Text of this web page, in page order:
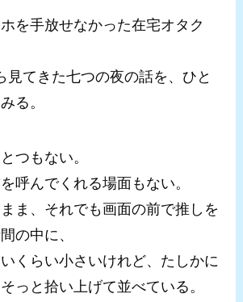
を手放せなかった在宅オタク
見てきた七つの夜の話を、ひと
る。
つもない。
呼んでくれる場面もない。
ま、それでも画面の前で推しを
の中に、
いくらい小さいけれど、たしかに
っと拾い上げて並べている。